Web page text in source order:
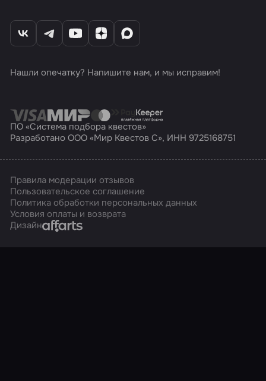
Нашли опечатку? Напишите нам, и мы исправим!
ПО «Система подбора квестов»
Разработано ООО «Мир Квестов С», ИНН 9725168751
Правила модерации отзывов
Пользовательское соглашение
Политика обработки персональных данных
Условия оплаты и возврата
ДизайнAffarts